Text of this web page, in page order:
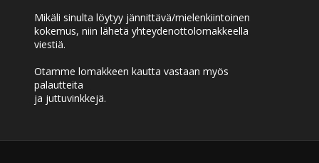
Mikäli sinulta löytyy jännittävä/mielenkiintoinen
kokemus, niin lähetä yhteydenottolomakkeella
viestiä.
Otamme lomakkeen kautta vastaan myös
palautteita
ja juttuvinkkejä.